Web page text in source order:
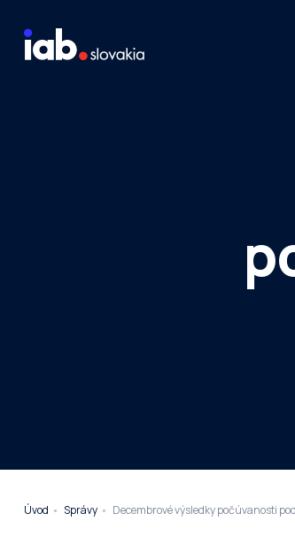
Staň sa členom
Úvod Správy Decembrové výsledky počúvanosti